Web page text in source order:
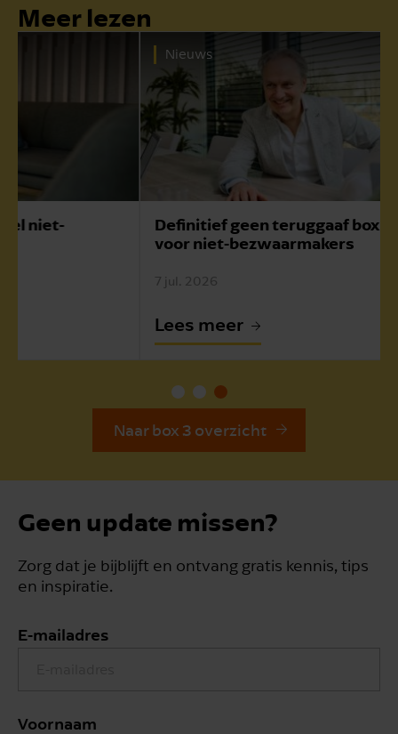
Meer lezen
Definitief geen teruggaaf box 3 2017-2020
voor niet-bezwaarmakers
Naar box 3 overzicht
Geen update missen?
Zorg dat je bijblijft en ontvang gratis kennis, tips
en inspiratie.
E-mailadres
Voornaam